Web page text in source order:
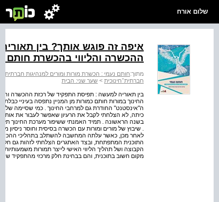
שלום אורח
איפה זה פוגש אותך? בין
ההכשרה והליווי בהכשרת חותם
מתוך:חותם נעמי : הכשרת מורות ומורים למנהיגות
חברתית־חינוכית > שער שני: הבית
החינוך במורות חותם כמורות מן המניין נתפסה בעיניי
ה"אינסטנט" החודרת גם למרחבי החינוך . כמי שסיימה
כיתה, לא הצלחתי לקבל את הרעיון שאפשר לעבור את אותו
בשנה הראשונה . תמיד האמנתי ששיפור מערכת החינוך
. שיבוץ של מורים ומורות עם הכשרה בסיסית וחוסר
לאחר מכן, כאשר עלתה המחשבה להשתלב בתהליכי ההכשרה
התוכנית המתפתחת, ובצד האתגרים הצלחתי לזהות גם
הקבוצה ושל תהליך הליווי האישי לייצר תמורות
מקום חשוב בתוכנית, והם בבחינת חלק מרכזי מהתפקיד